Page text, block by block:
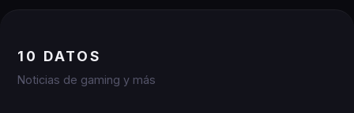
10 DATOS
Noticias de gaming y más